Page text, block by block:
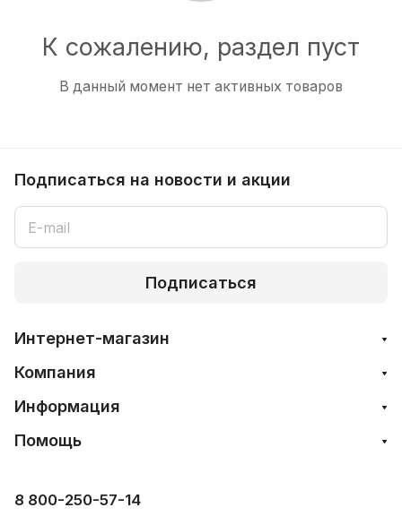
К сожалению, раздел пуст
В данный момент нет активных товаров
Подписаться на новости и акции
Подписаться
Интернет-магазин
Компания
Информация
Помощь
8 800-250-57-14